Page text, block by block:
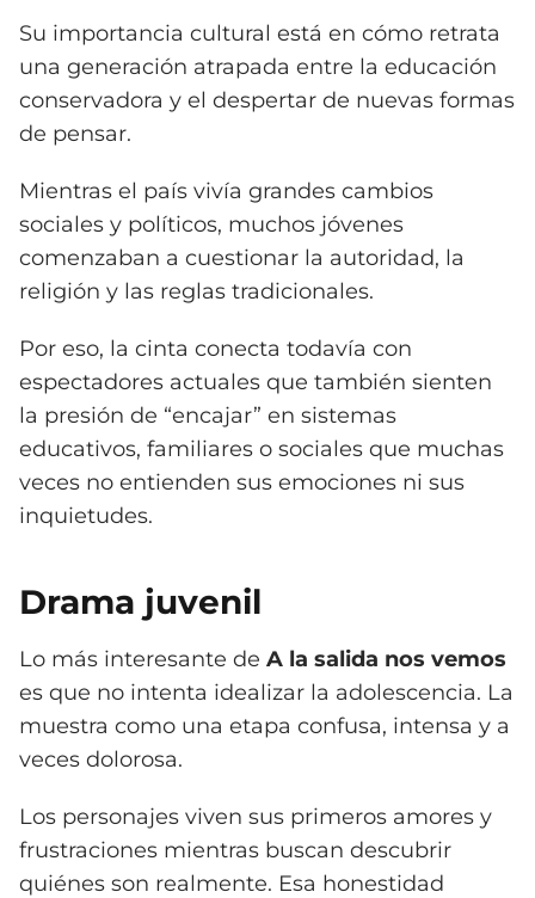
Su importancia cultural está en cómo retrata
una generación atrapada entre la educación
conservadora y el despertar de nuevas formas
de pensar.
Mientras el país vivía grandes cambios
sociales y políticos, muchos jóvenes
comenzaban a cuestionar la autoridad, la
religión y las reglas tradicionales.
Por eso, la cinta conecta todavía con
espectadores actuales que también sienten
la presión de “encajar” en sistemas
educativos, familiares o sociales que muchas
veces no entienden sus emociones ni sus
inquietudes.
Drama juvenil
Lo más interesante de A la salida nos vemos
es que no intenta idealizar la adolescencia. La
muestra como una etapa confusa, intensa y a
veces dolorosa.
Los personajes viven sus primeros amores y
frustraciones mientras buscan descubrir
quiénes son realmente. Esa honestidad